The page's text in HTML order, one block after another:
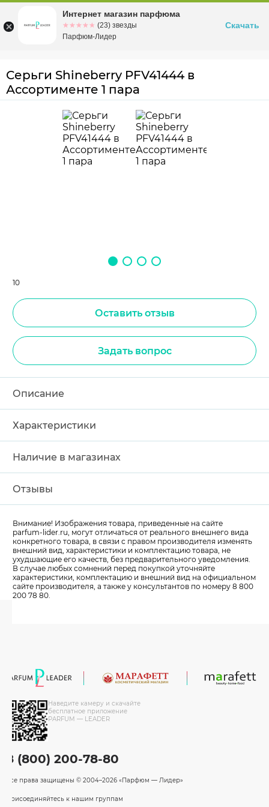
Омскул. Заозерная, 11, к. 1
Серьги Shineberry PFV41444 в
Ассортименте 1 пара
10
Оставить отзыв
Задать вопрос
Описание
Характеристики
Наличие в магазинах
Отзывы
Внимание! Изображения товара, приведенные на сайте
parfum-lider.ru, могут отличаться от реального внешнего вида
конкретного товара, в связи с правом производителя изменять
внешний вид, характеристики и комплектацию товара, не
ухудшающие его качеств, без предварительного уведомления.
В случае любых сомнений перед покупкой уточняйте
характеристики, комплектацию и внешний вид на официальном
сайте производителя, а также у консультантов по номеру 8 800
200 78 80.
Наведите камеру и скачайте
бесплатное приложение
PARFUM — LEADER
8 (800) 200-78-80
Все права защищены © 2004–2026 «Парфюм — Лидер»
Присоединяйтесь к нашим группам
Интернет магазин парфюма
☆☆☆☆☆
★★★★★ (23) звезды
Парфюм-Лидер
Скачать